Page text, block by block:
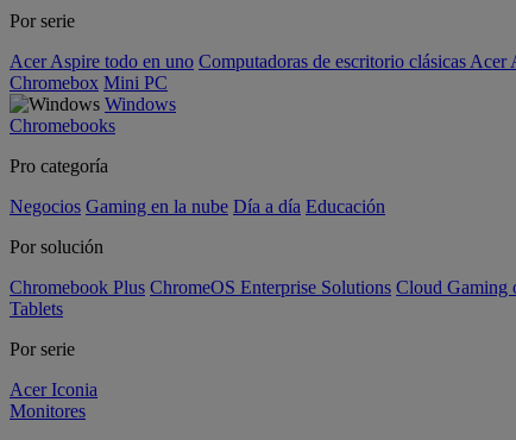
Por serie
Acer Aspire todo en uno Computadoras de escritorio clásicas Acer
Chromebox Mini PC
Windows
Chromebooks
Pro categoría
Negocios Gaming en la nube Día a día Educación
Por solución
Chromebook Plus ChromeOS Enterprise Solutions Cloud Gaming
Tablets
Por serie
Acer Iconia
Monitores